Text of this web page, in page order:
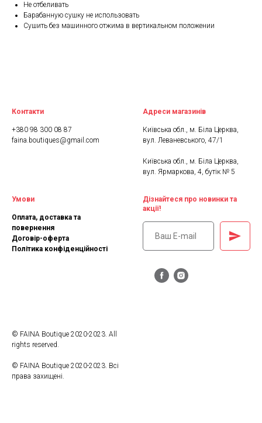
Не отбеливать
Барабанную сушку не использовать
Сушить без машинного отжима в вертикальном положении
Контакти
+380 98 300 08 87
faina.boutiques@gmail.com
Адреси магазинів
Київська обл., м. Біла Церква,
вул. Леваневського, 47/1
Київська обл., м. Біла Церква,
вул. Ярмаркова, 4, бутік № 5
Умови
Оплата, доставка та
повернення
Договір-оферта
Політика конфіденційності
Дізнайтеся про новинки та
акції!
© FAINA Boutique 2020-2023. All
rights reserved.
© FAINA Boutique 2020-2023. Всі
права захищені.